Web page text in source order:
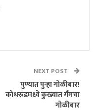
NEXT POST
पुण्यात पुन्हा गोळीबार!
कोथरूडमध्ये कुख्यात गँगचा
गोळीबार